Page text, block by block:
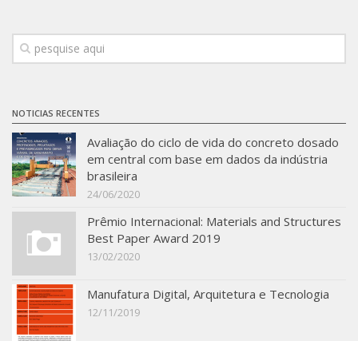
Revestimentos frios (CBSF)
SBTA 2017
Convênio ABCP-USP
LME: Laboratório Multiusuário
Publicações
NOTICIAS RECENTES
Avaliação do ciclo de vida do concreto dosado
em central com base em dados da indústria
brasileira
24/06/2020
Prêmio Internacional: Materials and Structures
Best Paper Award 2019
13/02/2020
Manufatura Digital, Arquitetura e Tecnologia
12/11/2019